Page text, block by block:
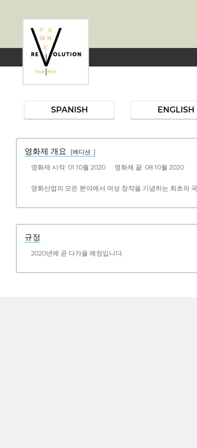
SPANISH ENGLISH
영화제 개요 (에디션: )
영화제 시작: 01 10월 2020 영화제 끝: 08 10월 2020
영화산업의 모든 분야에서 여성 창작을 기념하는 최초의
규정
2020년에 곧 다가올 예정입니다.